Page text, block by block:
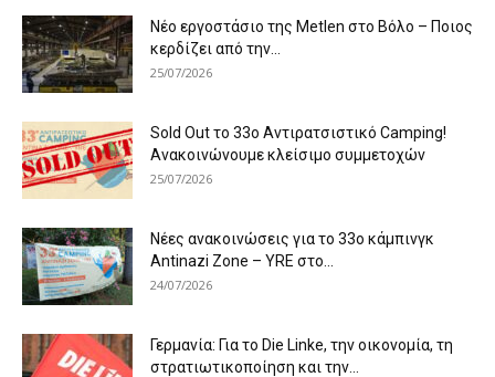
Νέο εργοστάσιο της Metlen στο Βόλο – Ποιος
κερδίζει από την...
25/07/2026
Sold Out το 33ο Αντιρατσιστικό Camping!
Ανακοινώνουμε κλείσιμο συμμετοχών
25/07/2026
Νέες ανακοινώσεις για το 33ο κάμπινγκ
Antinazi Zone – YRE στο...
24/07/2026
Γερμανία: Για το Die Linke, την οικονομία, τη
στρατιωτικοποίηση και την...